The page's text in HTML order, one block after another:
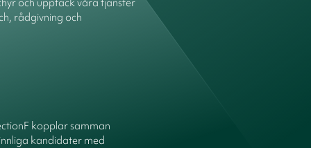
rådgivning och
kopplar samman
kandidater med